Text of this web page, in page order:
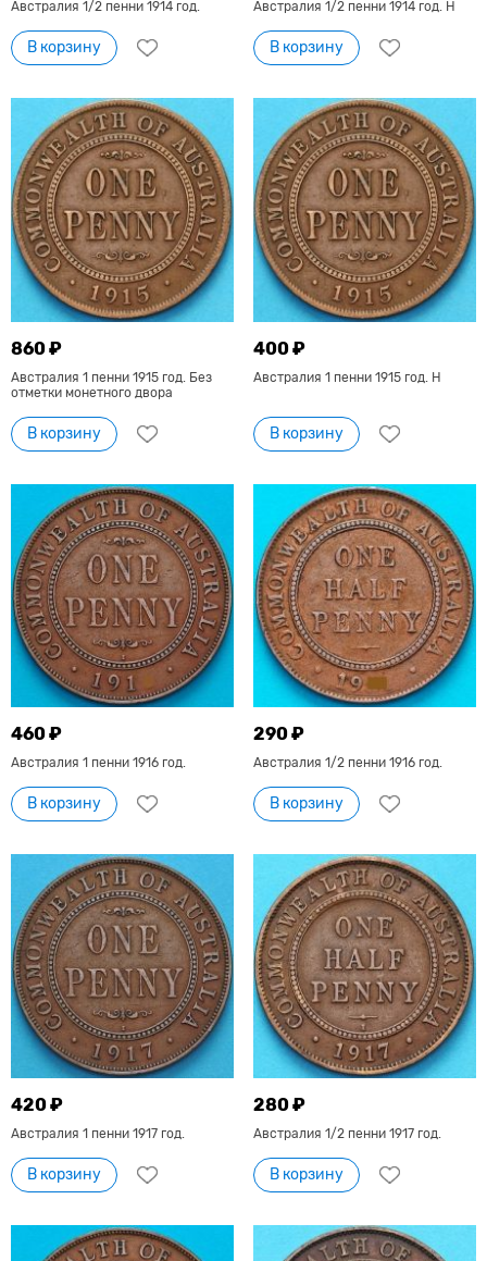
Австралия 1/2 пенни 1914 год.
В корзину
Австралия 1/2 пенни 1914 год. Н
В корзину
860 ₽
Австралия 1 пенни 1915 год. Без
отметки монетного двора
В корзину
400 ₽
Австралия 1 пенни 1915 год. Н
В корзину
460 ₽
Австралия 1 пенни 1916 год.
В корзину
290 ₽
Австралия 1/2 пенни 1916 год.
В корзину
420 ₽
Австралия 1 пенни 1917 год.
В корзину
280 ₽
Австралия 1/2 пенни 1917 год.
В корзину